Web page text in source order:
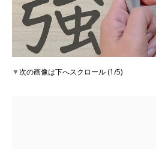
▼次の画像は下へスクロール (1/5)